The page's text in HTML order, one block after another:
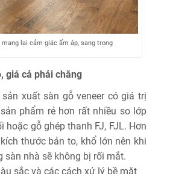
mang lại cảm giác ấm áp, sang trọng
giá cả phải chăng
xuất sàn gỗ veneer có giá trị
phẩm rẻ hơn rất nhiều so lớp
hoặc gỗ ghép thanh FJ, FJL. Hơn
thước bản to, khổ lớn nên khi
nhà sẽ không bị rối mắt.
sắc và các cách xử lý bề mặt